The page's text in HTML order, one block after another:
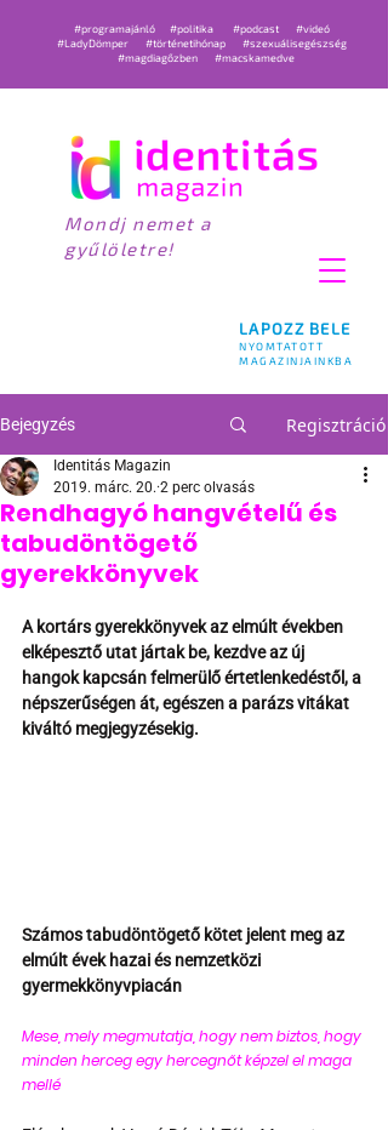
LAPOZZ BELE
NYOMTATOTT
MAGAZINJAINKBA
#programajánló #politika #podcast
#videó
#LadyDömper
#történetihónap
#szexuálisegészség
#magdiagőzben
#macskamedve
Mondj nemet a
gyűlöletre!
Bejegyzés Regisztráció
Rendhagyó hangvételű és
tabudöntögető
gyerekkönyvek
Identitás Magazin
2019. márc. 20. 2 perc olvasás
A kortárs gyerekkönyvek az elmúlt években
elképesztő utat jártak be, kezdve az új
hangok kapcsán felmerülő értetlenkedéstől, a
népszerűségen át, egészen a parázs vitákat
kiváltó megjegyzésekig.
Számos tabudöntögető kötet jelent meg az
elmúlt évek hazai és nemzetközi
gyermekkönyvpiacán
Mese, mely megmutatja, hogy nem biztos, hogy
minden herceg egy hercegnőt képzel el maga
mellé